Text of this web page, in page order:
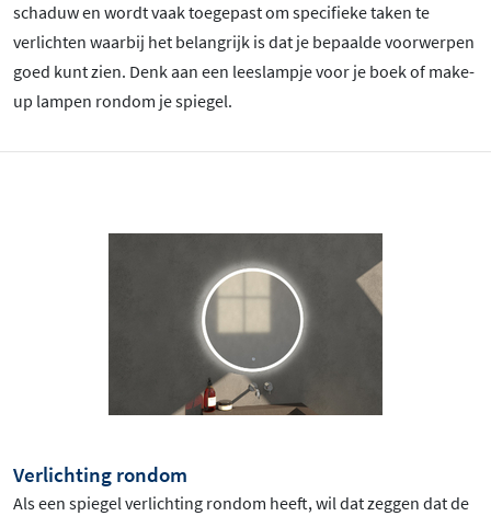
schaduw en wordt vaak toegepast om specifieke taken te
verlichten waarbij het belangrijk is dat je bepaalde voorwerpen
goed kunt zien. Denk aan een leeslampje voor je boek of make-
up lampen rondom je spiegel.
Verlichting rondom
Als een spiegel verlichting rondom heeft, wil dat zeggen dat de